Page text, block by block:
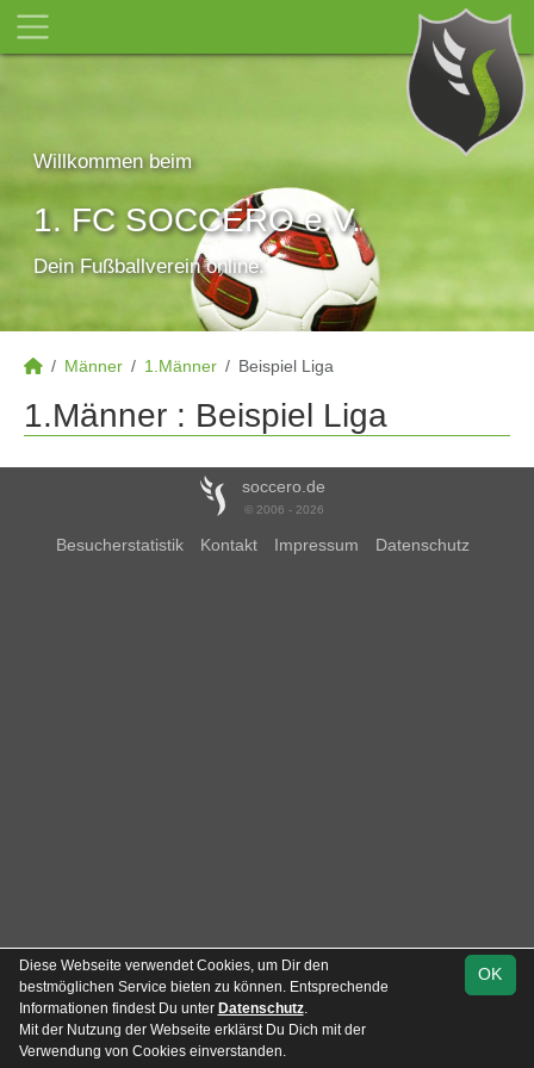
Willkommen beim
1. FC SOCCERO e.V.
Dein Fußballverein online.
Männer 1.Männer Beispiel Liga
Team
1.Männer : Beispiel Liga
soccero.de
© 2006 - 2026
Besucherstatistik Kontakt Impressum Datenschutz
OK
Diese Webseite verwendet Cookies, um Dir den
bestmöglichen Service bieten zu können. Entsprechende
Informationen findest Du unter Datenschutz.
Mit der Nutzung der Webseite erklärst Du Dich mit der
Verwendung von Cookies einverstanden.